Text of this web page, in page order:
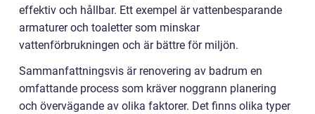
effektiv och hållbar. Ett exempel är vattenbesparande
armaturer och toaletter som minskar
vattenförbrukningen och är bättre för miljön.
Sammanfattningsvis är renovering av badrum en
omfattande process som kräver noggrann planering
och övervägande av olika faktorer. Det finns olika typer